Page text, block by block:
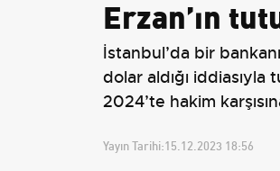
Erzan’ın
İstanbul’da bir
dolar aldığı iddiasıyla
2024’te hakim
Yayın Tarihi:15.12.2023 18:56